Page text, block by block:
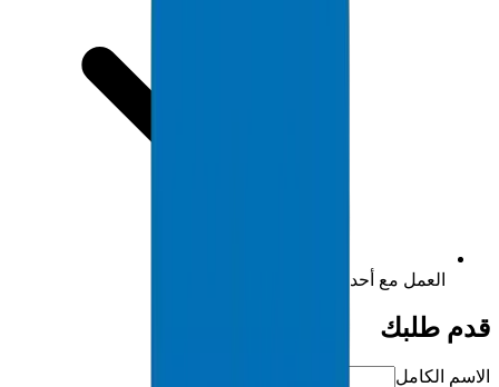
العمل مع أحدث التقنيات
قدم طلبك
الاسم الكامل